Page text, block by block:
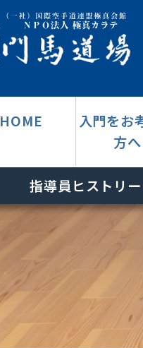
HOME
入門をお
方へ
指導員ヒストリー